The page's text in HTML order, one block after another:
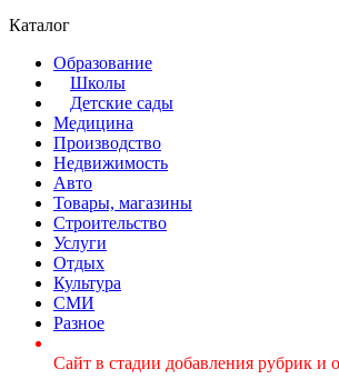
Каталог
Образование
Школы
Детские сады
Медицина
Производство
Недвижимость
Авто
Товары, магазины
Строительство
Услуги
Отдых
Культура
СМИ
Разное
Сайт в стадии добавления рубрик и